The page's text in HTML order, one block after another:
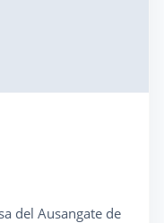
del Ausangate de